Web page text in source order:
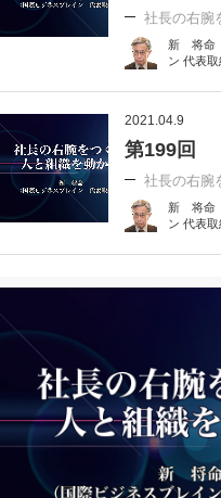
社長の右腕
新 将命
ン 代表
2021.04.9
第199回
社長の右腕
新 将命
ン 代表